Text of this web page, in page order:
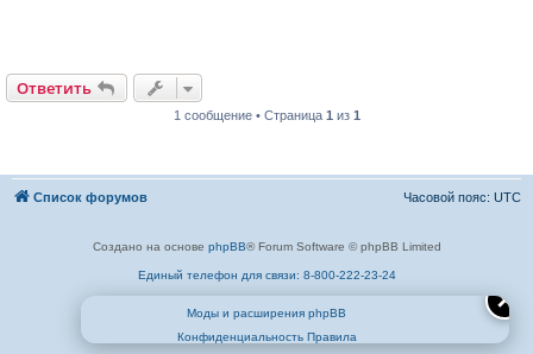
✕
Ответить
1 сообщение • Страница 1 из 1
Список форумов Часовой пояс: UTC
Создано на основе phpBB® Forum Software © phpBB Limited
Единый телефон для связи: 8-800-222-23-24
Моды и расширения phpBB
Конфиденциальность Правила